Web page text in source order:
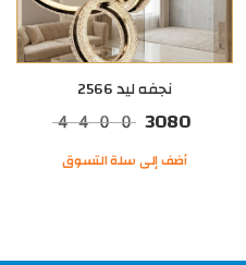
نجفه ليد 2566
3080
4400
أضف إلى سلة التسوق